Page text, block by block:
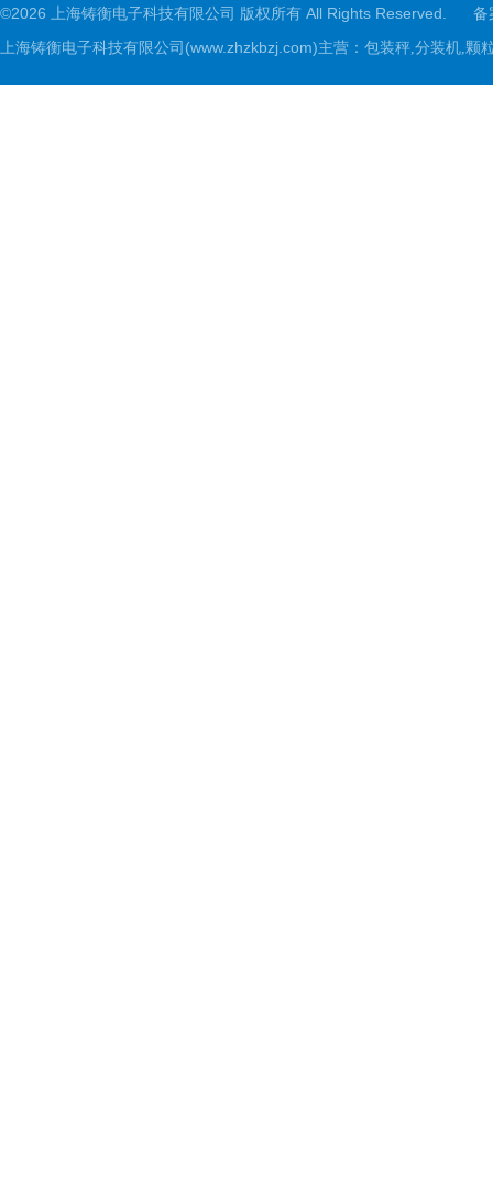
©2026 上海铸衡电子科技有限公司 版权所有 All Rights Reserved.
备
上海铸衡电子科技有限公司(www.zhzkbzj.com)主营： 包装秤,分装机,颗